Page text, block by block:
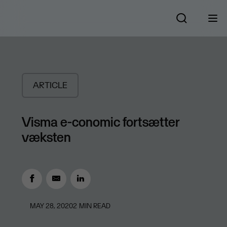
ARTICLE
​Visma e-conomic fortsætter
væksten
MAY 28, 20202 MIN READ